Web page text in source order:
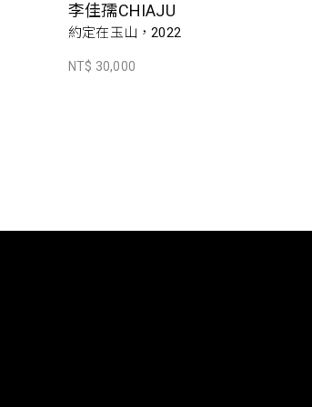
李佳孺CHIAJU
約定在玉山，2022
NT$ 30,000